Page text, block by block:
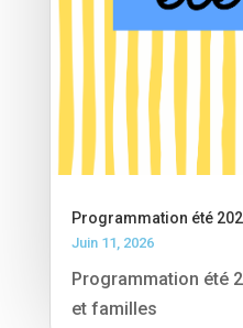
Programmation été
Juin 11, 2026
Programmation été
et familles